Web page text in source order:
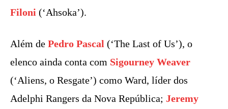
Filoni (‘Ahsoka’).
Além de Pedro Pascal (‘The Last of Us’), o
elenco ainda conta com Sigourney Weaver
(‘Aliens, o Resgate’) como Ward, líder dos
Adelphi Rangers da Nova República; Jeremy